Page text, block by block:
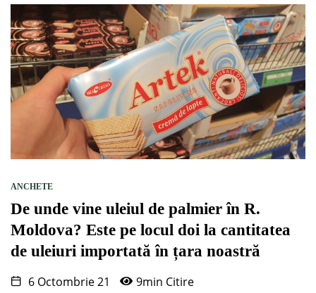
ANCHETE
De unde vine uleiul de palmier în R.
Moldova? Este pe locul doi la cantitatea
de uleiuri importată în țara noastră
6 Octombrie 21
9min Citire